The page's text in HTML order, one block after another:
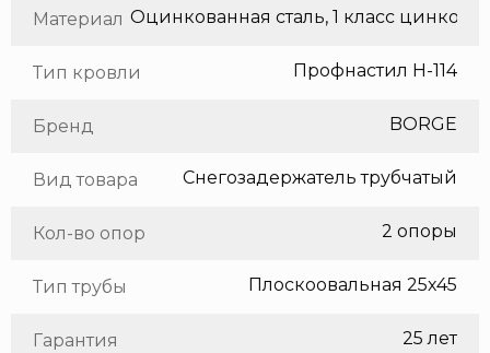
Материал
Тип кровли Профнастил Н-114
Бренд BORGE
Вид товара Снегозадержатель трубчатый
Кол-во опор 2 опоры
Тип трубы Плоскоовальная 25х45
Гарантия 25 лет